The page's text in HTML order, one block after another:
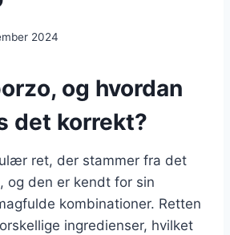
2024
og hvordan
det korrekt?
ret, der stammer fra det
og den er kendt for sin
kombinationer. Retten
ingredienser, hvilket